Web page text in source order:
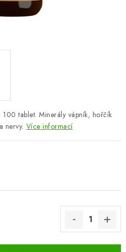
Klaudysová
tablet. Minerály vápník, hořčík
nervy. Více informací